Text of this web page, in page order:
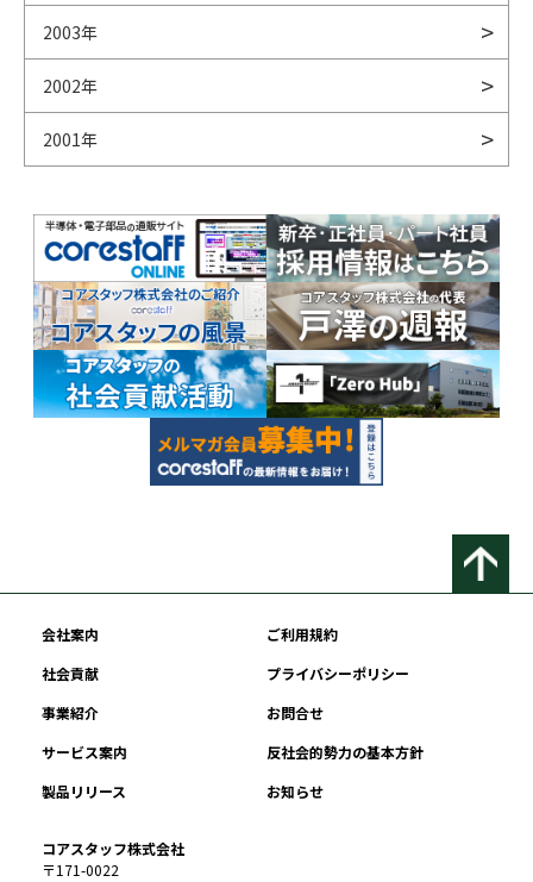
2003年
2002年
2001年
会社案内
ご利用規約
社会貢献
プライバシーポリシー
事業紹介
お問合せ
サービス案内
反社会的勢力の基本方針
製品リリース
お知らせ
コアスタッフ株式会社
〒171-0022